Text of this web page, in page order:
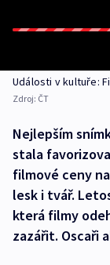
Události v kultuře:
Zdroj: ČT
Nejlepším
stala
filmové ceny
lesk i tvář.
která filmy
zazářit. Oscaři